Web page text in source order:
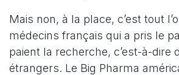
Mais non, à la place, c’est tout
médecins français qui a pris le
paient la recherche, c’est-à-dire
étrangers. Le Big Pharma